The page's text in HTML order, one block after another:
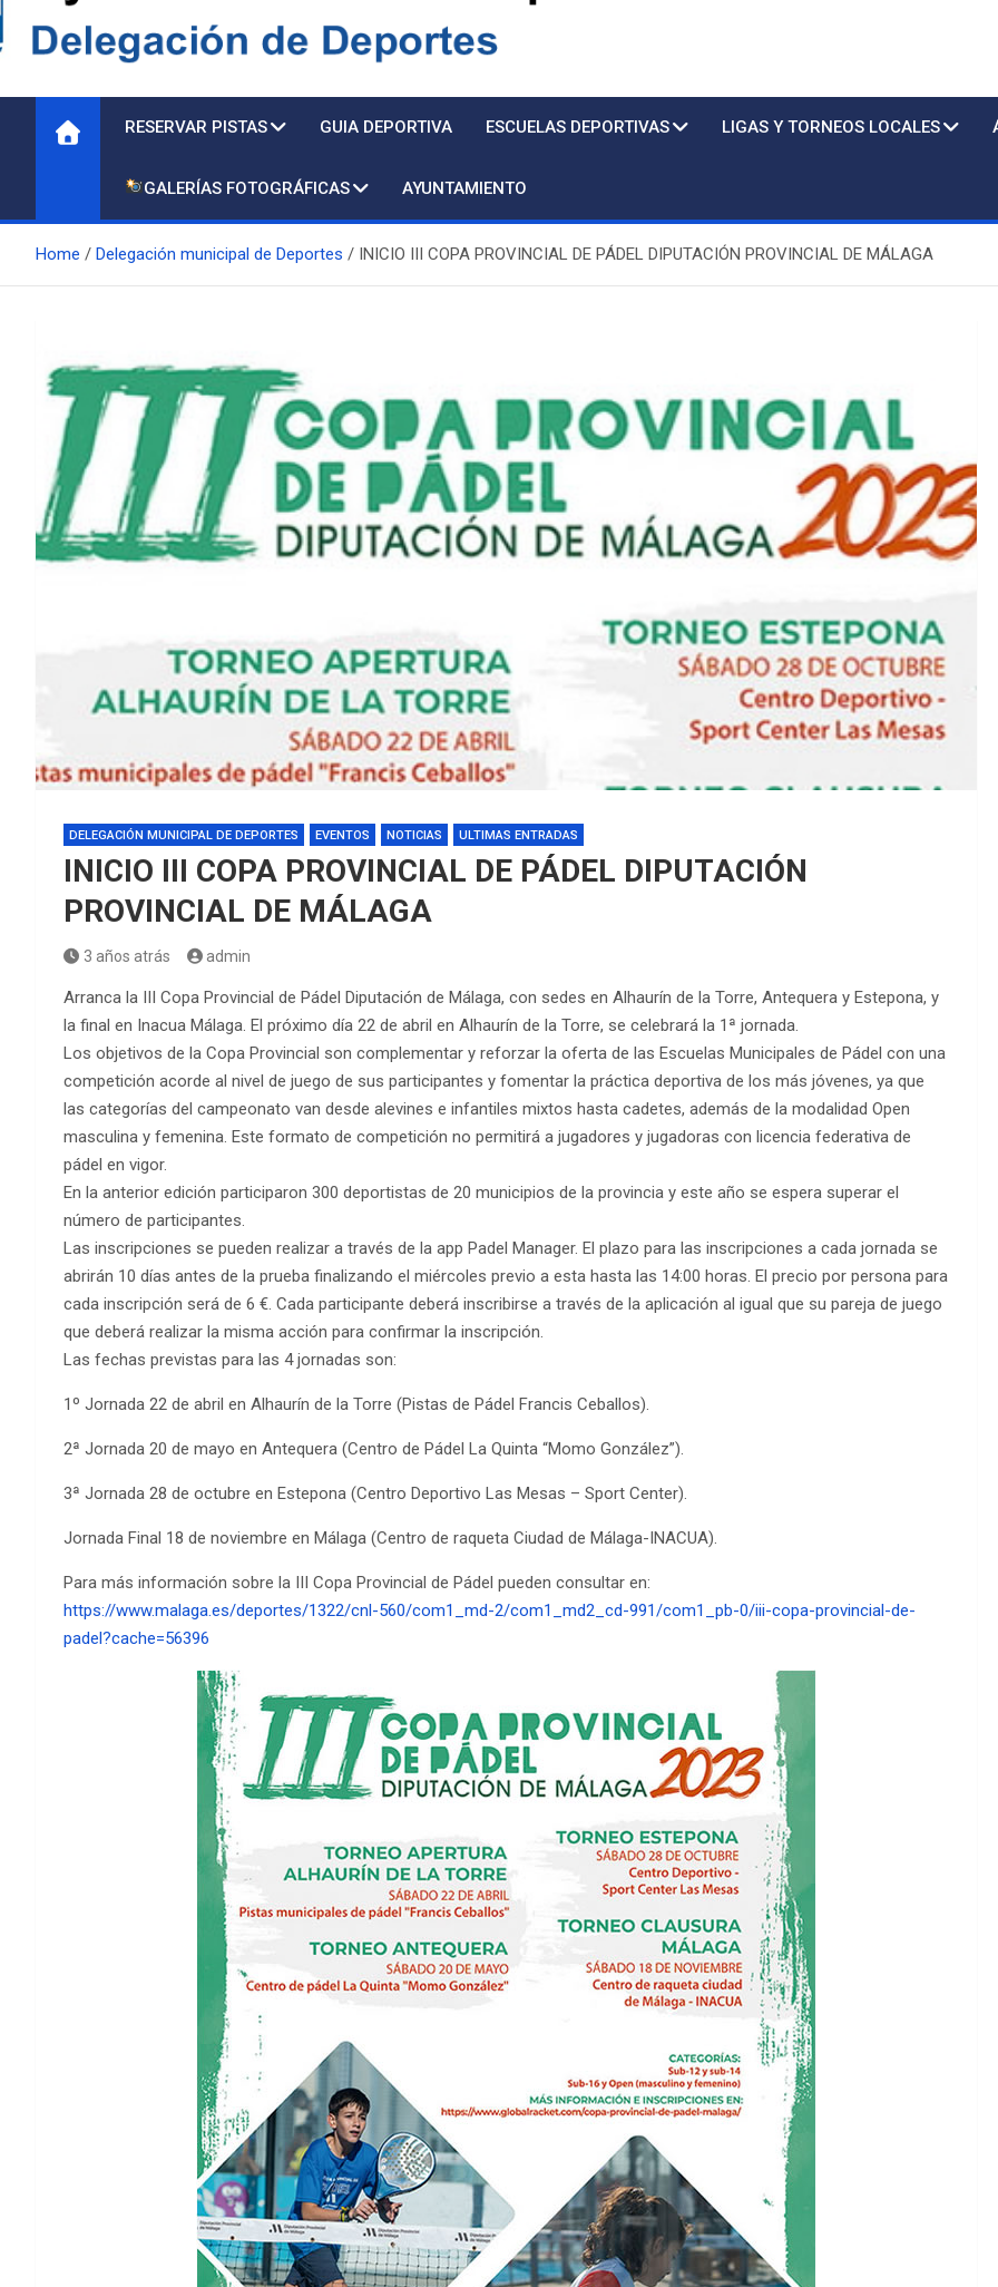
Delegación de Deportes
RESERVAR PISTAS GUIA DEPORTIVA ESCUELAS DEPORTIVAS LIGAS Y TORNEOS LOCALES
GALERÍAS FOTOGRÁFICAS AYUNTAMIENTO
Home Delegación municipal de Deportes INICIO III COPA PROVINCIAL DE PÁDEL DIPUTACIÓN PROVINCIAL DE MÁLAGA
DELEGACIÓN MUNICIPAL DE DEPORTES EVENTOS NOTICIAS ULTIMAS ENTRADAS
INICIO III COPA PROVINCIAL DE PÁDEL DIPUTACIÓN
PROVINCIAL DE MÁLAGA
3 años atrás admin
Arranca la III Copa Provincial de Pádel Diputación de Málaga, con sedes en Alhaurín de la Torre, Antequera y Estepona, y
la final en Inacua Málaga. El próximo día 22 de abril en Alhaurín de la Torre, se celebrará la 1ª jornada.
Los objetivos de la Copa Provincial son complementar y reforzar la oferta de las Escuelas Municipales de Pádel con una
competición acorde al nivel de juego de sus participantes y fomentar la práctica deportiva de los más jóvenes, ya que
las categorías del campeonato van desde alevines e infantiles mixtos hasta cadetes, además de la modalidad Open
masculina y femenina. Este formato de competición no permitirá a jugadores y jugadoras con licencia federativa de
pádel en vigor.
En la anterior edición participaron 300 deportistas de 20 municipios de la provincia y este año se espera superar el
número de participantes.
Las inscripciones se pueden realizar a través de la app Padel Manager. El plazo para las inscripciones a cada jornada se
abrirán 10 días antes de la prueba finalizando el miércoles previo a esta hasta las 14:00 horas. El precio por persona para
cada inscripción será de 6 €. Cada participante deberá inscribirse a través de la aplicación al igual que su pareja de juego
que deberá realizar la misma acción para confirmar la inscripción.
Las fechas previstas para las 4 jornadas son:
1º Jornada 22 de abril en Alhaurín de la Torre (Pistas de Pádel Francis Ceballos).
2ª Jornada 20 de mayo en Antequera (Centro de Pádel La Quinta “Momo González”).
3ª Jornada 28 de octubre en Estepona (Centro Deportivo Las Mesas – Sport Center).
Jornada Final 18 de noviembre en Málaga (Centro de raqueta Ciudad de Málaga-INACUA).
Para más información sobre la III Copa Provincial de Pádel pueden consultar en:
https://www.malaga.es/deportes/1322/cnl-560/com1_md-2/com1_md2_cd-991/com1_pb-0/iii-copa-provincial-de-
padel?cache=56396
EDM 26-
EDM 26-